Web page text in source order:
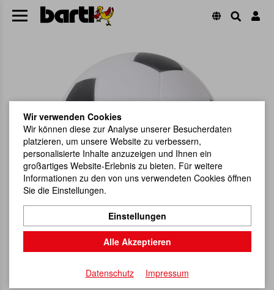
Knautsch-Fußball 7cm
Wir verwenden Cookies
Wir können diese zur Analyse unserer Besucherdaten
platzieren, um unsere Website zu verbessern,
personalisierte Inhalte anzuzeigen und Ihnen ein
großartiges Website-Erlebnis zu bieten. Für weitere
Informationen zu den von uns verwendeten Cookies öffnen
Sie die Einstellungen.
Einstellungen
Alle Akzeptieren
Datenschutz Impressum